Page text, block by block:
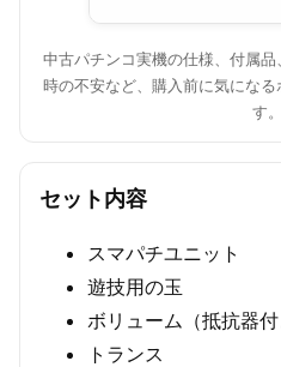
中古パチンコ実機の仕様、付属
時の不安など、購入前に気にな
す。
セット内容
スマパチユニット
遊技用の玉
ボリューム（抵抗器付
トランス